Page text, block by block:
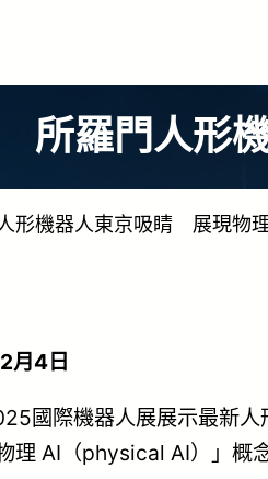
所羅門人形
形機器人東京吸睛 展現物
月4日
國際機器人展展示最新
理 AI（physical AI）」概